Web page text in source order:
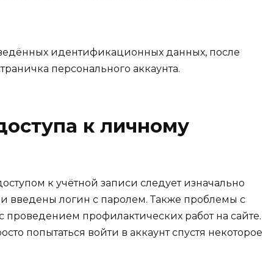
идентификационных данных, после
персонального аккаунта.
к личному
к учётной записи следует изначально
введены логин с паролем. Также проблемы с
проведением профилактических работ на сайте.
попытаться войти в аккаунт спустя некоторое